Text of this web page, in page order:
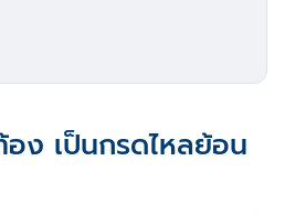
ง เป็นกรดไหลย้อน